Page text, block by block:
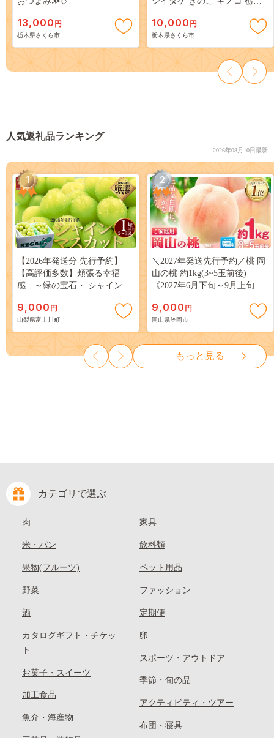
13,000 円
栃木県さくら市
10,000 円
栃木県さくら市
人気返礼品ランキング
2026年08月10日最新
1
【2026年発送分 先行予約】
【高評価多数】頬張る幸福
感 ～緑の宝石・ シャインマ
３房） フルーツ 山梨県産 果
物 くだもの シャイン マスカ
ット ぶどう ブドウ 葡萄 大粒
種なし 先行予約 富士川町
10000円 一万円 9000円 九千円
9,000 円
山梨県富士川町
2
＼2027年発送先行予約／桃 岡
山の桃 約1kg(3~5玉前後)
《2027年6月下旬～9月上旬頃
岡山 はくとう スイーツ フル
ーツ 果物 デザート 旬 モモ も
も 先行予約 送料無料 果物 岡
山県 笠岡市 清水白桃 白鳳 白
麗 クール便---
kasaoka_zsy_419_100---
9,000 円
岡山県笠岡市
もっと見る
カテゴリで選ぶ
肉
米・パン
果物(フルーツ)
野菜
酒
カタログギフト・チケッ
ト
お菓子・スイーツ
加工食品
魚介・海産物
家具
飲料類
ペット用品
ファッション
定期便
卵
スポーツ・アウトドア
季節・旬の品
アクティビティ・ツアー
布団・寝具